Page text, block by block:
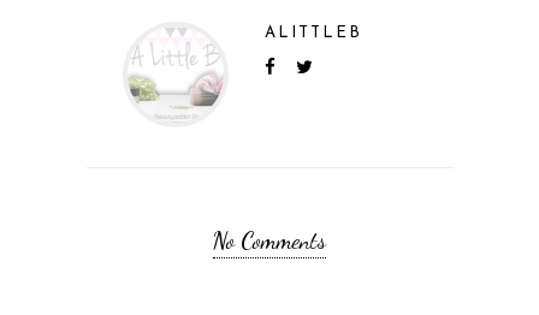
ALITTLEB
No Comments